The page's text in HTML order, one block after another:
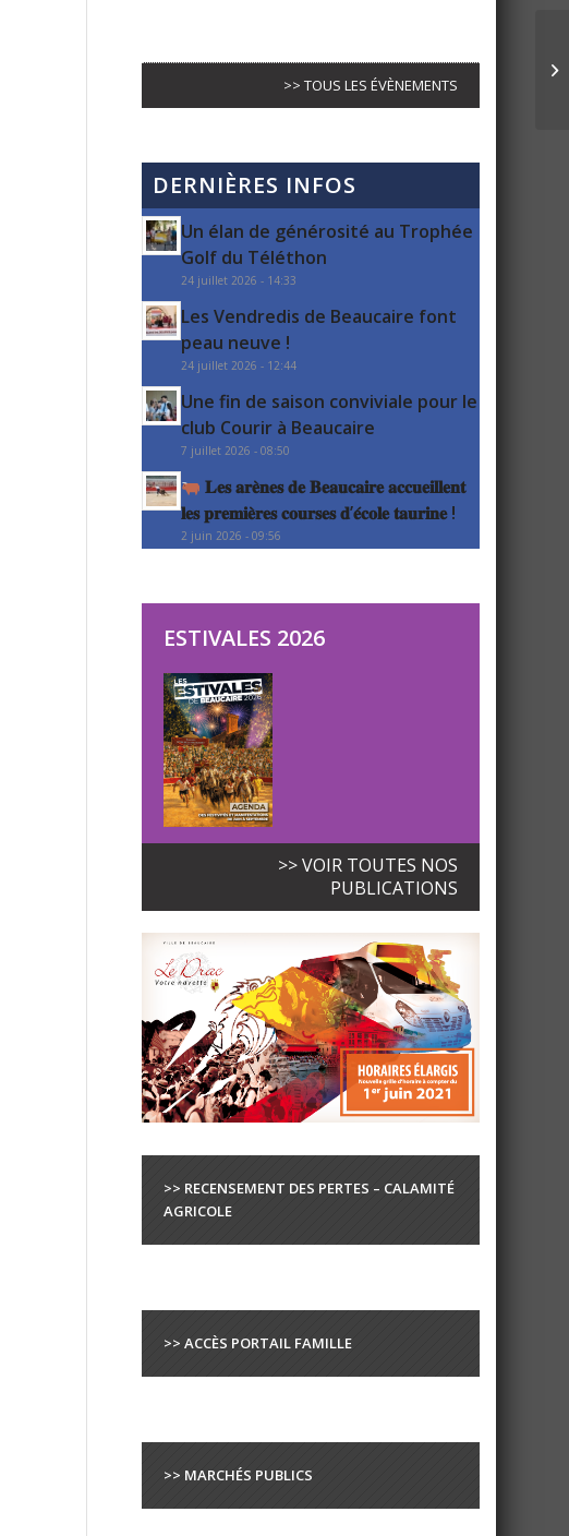
>> TOUS LES ÉVÈNEMENTS
DERNIÈRES INFOS
Un élan de générosité au Trophée
Golf du Téléthon
24 juillet 2026 - 14:33
Les Vendredis de Beaucaire font
peau neuve !
24 juillet 2026 - 12:44
Une fin de saison conviviale pour le
club Courir à Beaucaire
7 juillet 2026 - 08:50
𝐋𝐞𝐬 𝐚𝐫𝐞̀𝐧𝐞𝐬 𝐝𝐞 𝐁𝐞𝐚𝐮𝐜𝐚𝐢𝐫𝐞 𝐚𝐜𝐜𝐮𝐞𝐢𝐥𝐥𝐞𝐧𝐭
𝐥𝐞𝐬 𝐩𝐫𝐞𝐦𝐢𝐞̀𝐫𝐞𝐬 𝐜𝐨𝐮𝐫𝐬𝐞𝐬 𝐝’𝐞́𝐜𝐨𝐥𝐞 𝐭𝐚𝐮𝐫𝐢𝐧𝐞 !
2 juin 2026 - 09:56
ESTIVALES 2026
>> VOIR TOUTES NOS
PUBLICATIONS
>> RECENSEMENT DES PERTES – CALAMITÉ
AGRICOLE
>> ACCÈS PORTAIL FAMILLE
>> MARCHÉS PUBLICS